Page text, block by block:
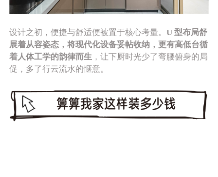
设计之初，便捷与舒适便被置于核心考量。U 型布局舒
展着从容姿态，将现代化设备妥帖收纳，更有高低台循
着人体工学的韵律而生 ，让下厨时光少了弯腰俯身的局
促，多了行云流水的惬意。